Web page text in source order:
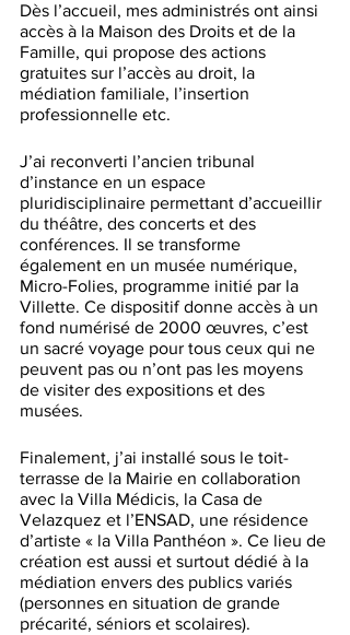
Dès l’accueil, mes administrés ont ainsi
accès à la Maison des Droits et de la
Famille, qui propose des actions
gratuites sur l’accès au droit, la
médiation familiale, l’insertion
professionnelle etc.
J’ai reconverti l’ancien tribunal
d’instance en un espace
pluridisciplinaire permettant d’accueillir
du théâtre, des concerts et des
conférences. Il se transforme
également en un musée numérique,
Micro-Folies, programme initié par la
Villette. Ce dispositif donne accès à un
fond numérisé de 2000 œuvres, c’est
un sacré voyage pour tous ceux qui ne
peuvent pas ou n’ont pas les moyens
de visiter des expositions et des
musées.
Finalement, j’ai installé sous le toit-
terrasse de la Mairie en collaboration
avec la Villa Médicis, la Casa de
Velazquez et l’ENSAD, une résidence
d’artiste « la Villa Panthéon ». Ce lieu de
création est aussi et surtout dédié à la
médiation envers des publics variés
(personnes en situation de grande
précarité, séniors et scolaires).